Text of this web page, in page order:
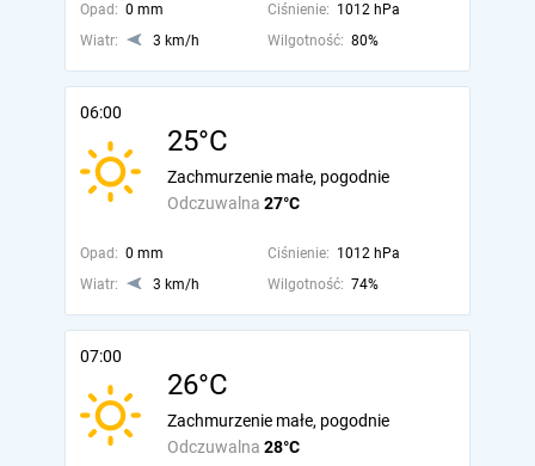
Opad: 0 mm Ciśnienie: 1012 hPa
Wiatr:
3 km/h Wilgotność: 80%
06:00
25°C
Odczuwalna 27°C
Zachmurzenie małe, pogodnie
Opad: 0 mm Ciśnienie: 1012 hPa
Wiatr:
3 km/h Wilgotność: 74%
07:00
26°C
Odczuwalna 28°C
Zachmurzenie małe, pogodnie